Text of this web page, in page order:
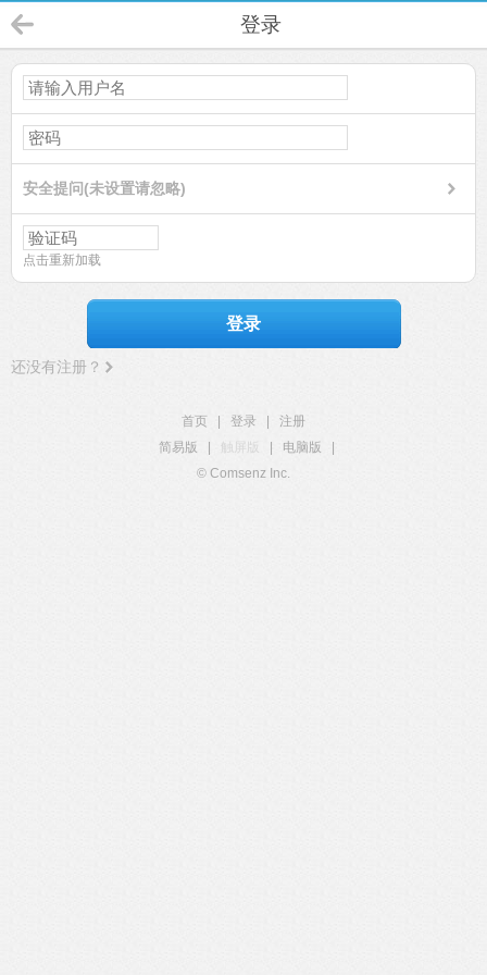
登录
安全提问(未设置请忽略)
点击重新加载
登录
还没有注册？
首页 登录
注册
简易版
触屏版 电脑版
© Comsenz Inc.